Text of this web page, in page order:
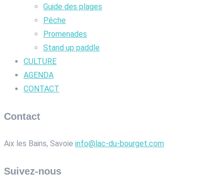
Guide des plages
Pêche
Promenades
Stand up paddle
CULTURE
AGENDA
CONTACT
Contact
Aix les Bains, Savoie info@lac-du-bourget.com
Suivez-nous